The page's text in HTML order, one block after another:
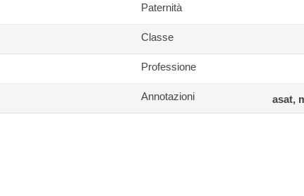
Paternità
Classe
Professione
Annotazioni asat,